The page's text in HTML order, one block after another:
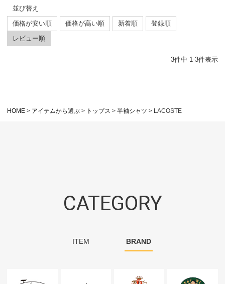
並び替え
価格が安い順
価格が高い順 新着順
登録順
レビュー順
3件中 1-3件表示
HOME アイテムから選ぶ トップス 半袖シャツ LACOSTE
CATEGORY
ITEM BRAND